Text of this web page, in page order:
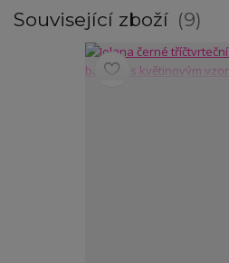
Související zboží 9